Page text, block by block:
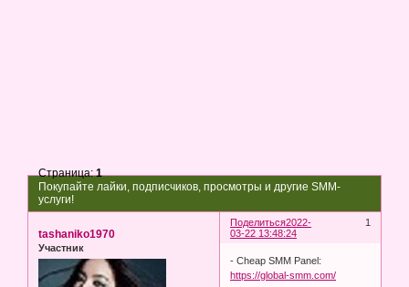
Покупайте лайки, подписчиков, просмотры и другие SMM-
услуги!
Страница:1
Поделиться 1
2022-
03-22 13:48:24
tashaniko1970
Участник
- Cheap SMM Panel:
https://global-smm.com/